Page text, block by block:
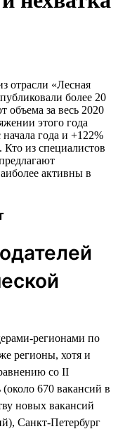
отрасли «Лесная
более 20
объема за весь 2020
этого года
года и +122%
из специалистов
активны в
регионами по
регионы, хотя и
со II
(около 670 вакансий в
новых вакансий
Санкт-Петербург